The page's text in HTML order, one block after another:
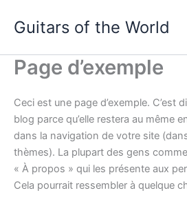
Guitars of the World
Page d’exemple
Ceci est une page d’exemple. C’est
blog parce qu’elle restera au même
dans la navigation de votre site
thèmes). La plupart des gens
« À propos » qui les présente aux
Cela pourrait ressembler à quelque